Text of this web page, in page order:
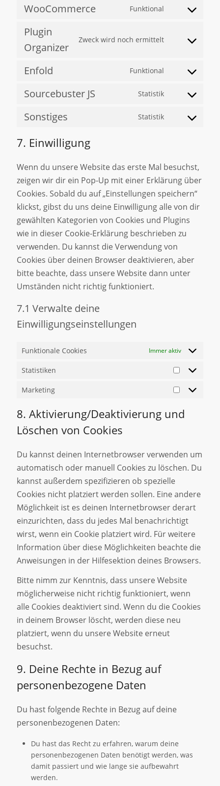
WooCommerce Funktional
Plugin
Organizer
Zweck wird noch ermittelt
Enfold Funktional
Sourcebuster JS Statistik
Sonstiges Statistik
7. Einwilligung
Wenn du unsere Website das erste Mal besuchst,
zeigen wir dir ein Pop-Up mit einer Erklärung über
Cookies. Sobald du auf „Einstellungen speichern“
klickst, gibst du uns deine Einwilligung alle von dir
gewählten Kategorien von Cookies und Plugins
wie in dieser Cookie-Erklärung beschrieben zu
verwenden. Du kannst die Verwendung von
Cookies über deinen Browser deaktivieren, aber
bitte beachte, dass unsere Website dann unter
Umständen nicht richtig funktioniert.
7.1 Verwalte deine
Einwilligungseinstellungen
Funktionale Cookies Immer aktiv
Statistiken
Marketing
8. Aktivierung/Deaktivierung und
Löschen von Cookies
Du kannst deinen Internetbrowser verwenden um
automatisch oder manuell Cookies zu löschen. Du
kannst außerdem spezifizieren ob spezielle
Cookies nicht platziert werden sollen. Eine andere
Möglichkeit ist es deinen Internetbrowser derart
einzurichten, dass du jedes Mal benachrichtigt
wirst, wenn ein Cookie platziert wird. Für weitere
Information über diese Möglichkeiten beachte die
Anweisungen in der Hilfesektion deines Browsers.
Bitte nimm zur Kenntnis, dass unsere Website
möglicherweise nicht richtig funktioniert, wenn
alle Cookies deaktiviert sind. Wenn du die Cookies
in deinem Browser löscht, werden diese neu
platziert, wenn du unsere Website erneut
besuchst.
9. Deine Rechte in Bezug auf
personenbezogene Daten
Du hast folgende Rechte in Bezug auf deine
personenbezogenen Daten:
Du hast das Recht zu erfahren, warum deine
personenbezogenen Daten benötigt werden, was
damit passiert und wie lange sie aufbewahrt
werden.